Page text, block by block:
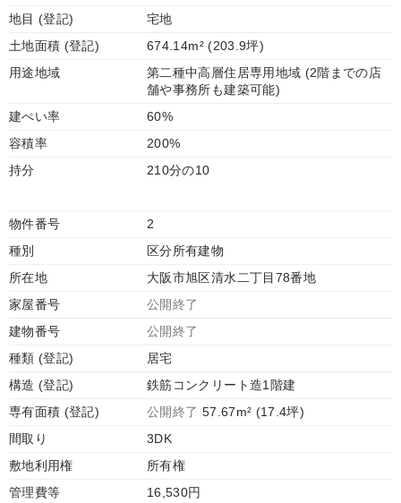
地目 (登記)
宅地
土地面積 (登記)
674.14m² (203.9坪)
用途地域
第二種中高層住居専用地域 (2階までの店
舗や事務所も建築可能)
建ぺい率
60%
容積率
200%
持分
210分の10
物件番号
2
種別
区分所有建物
所在地
大阪市旭区清水二丁目78番地
家屋番号
公開終了
建物番号
公開終了
種類 (登記)
居宅
構造 (登記)
鉄筋コンクリート造1階建
専有面積 (登記)
公開終了 57.67m² (17.4坪)
間取り
3DK
敷地利用権
所有権
管理費等
16,530円